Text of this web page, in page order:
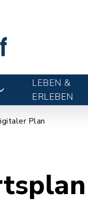
LEBEN &
ERLEBEN
Plan